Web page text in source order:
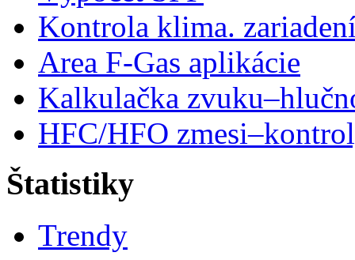
Kontrola klima.
Area F-Gas aplikácie
Kalkulačka
HFC/HFO
Štatistiky
Trendy